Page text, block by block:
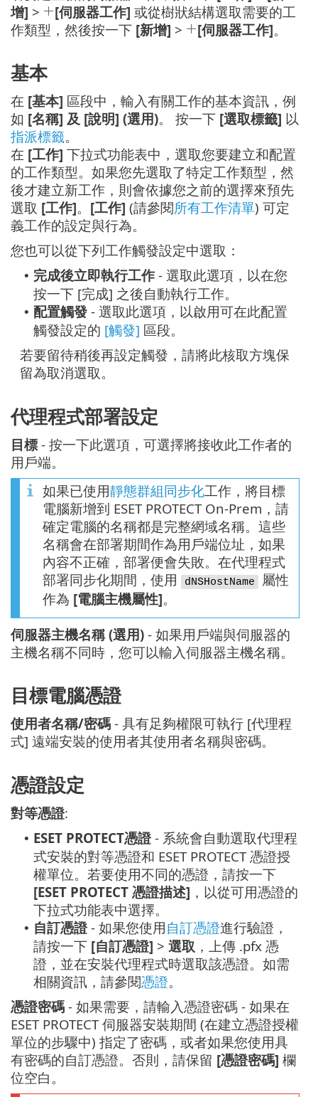
增] > [伺服器工作] 或從樹狀結構選取需要的工
作類型，然後按一下 [新增] > [伺服器工作]。
基本
在 [基本] 區段中，輸入有關工作的基本資訊，例
如 [名稱] 及 [說明] (選用)。 按一下 [選取標籤] 以
指派標籤。
在 [工作] 下拉式功能表中，選取您要建立和配置
的工作類型。如果您先選取了特定工作類型，然
後才建立新工作，則會依據您之前的選擇來預先
選取 [工作]。 [工作] (請參閱所有工作清單) 可定
義工作的設定與行為。
您也可以從下列工作觸發設定中選取：
• 完成後立即執行工作 - 選取此選項，以在您
按一下 [完成] 之後自動執行工作。
• 配置觸發 - 選取此選項，以啟用可在此配置
觸發設定的 [觸發] 區段。
若要留待稍後再設定觸發，請將此核取方塊保
留為取消選取。
代理程式部署設定
目標 - 按一下此選項，可選擇將接收此工作者的
用戶端。
如果已使用靜態群組同步化工作，將目標
電腦新增到 ESET PROTECT On-Prem，請
確定電腦的名稱都是完整網域名稱。這些
名稱會在部署期間作為用戶端位址，如果
內容不正確，部署便會失敗。在代理程式
部署同步化期間，使用
dNSHostName
屬性
作為 [電腦主機屬性]。
伺服器主機名稱 (選用) - 如果用戶端與伺服器的
主機名稱不同時，您可以輸入伺服器主機名稱。
目標電腦憑證
使用者名稱/密碼 - 具有足夠權限可執行 [代理程
式] 遠端安裝的使用者其使用者名稱與密碼。
憑證設定
對等憑證:
• ESET PROTECT憑證- 系統會自動選取代理程
式安裝的對等憑證和 ESET PROTECT 憑證授
權單位。若要使用不同的憑證，請按一下
[ESET PROTECT 憑證描述] ，以從可用憑證的
下拉式功能表中選擇。
• 自訂憑證- 如果您使用自訂憑證進行驗證，
請按一下 [自訂憑證] > 選取 ，上傳 .pfx 憑
證，並在安裝代理程式時選取該憑證。如需
相關資訊，請參閱憑證。
憑證密碼 - 如果需要，請輸入憑證密碼 - 如果在
ESET PROTECT 伺服器安裝期間 (在建立憑證授權
單位的步驟中) 指定了密碼，或者如果您使用具
有密碼的自訂憑證。否則，請保留 [憑證密碼] 欄
位空白。